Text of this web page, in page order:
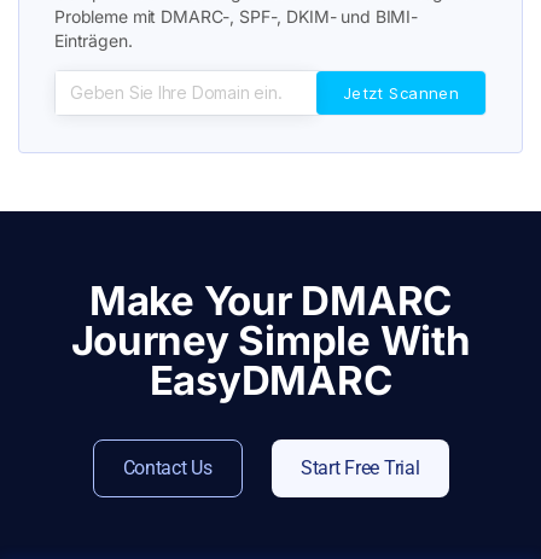
Probleme mit DMARC-, SPF-, DKIM- und BIMI-
Einträgen.
Make Your DMARC
Journey Simple With
EasyDMARC
Contact Us Start Free Trial